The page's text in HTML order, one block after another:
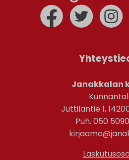
Janakkalan
Juttilantie 1,
Puh. 050